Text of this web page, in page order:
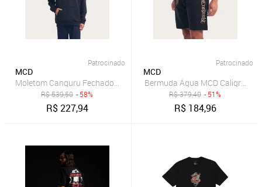
Patrocinado
MCD
Moletom Canguru Fechado More Core
R$539,50 - 58%
R$227,94
Patrocinado
MCD
Bermuda Água MCD Caligraffiti
R$379,40 - 51%
R$ 184,96